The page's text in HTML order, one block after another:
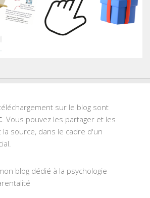
sur le blog sont
. Vous pouvez les partager et les
source, dans le cadre d'un
blog dédié à la psychologie